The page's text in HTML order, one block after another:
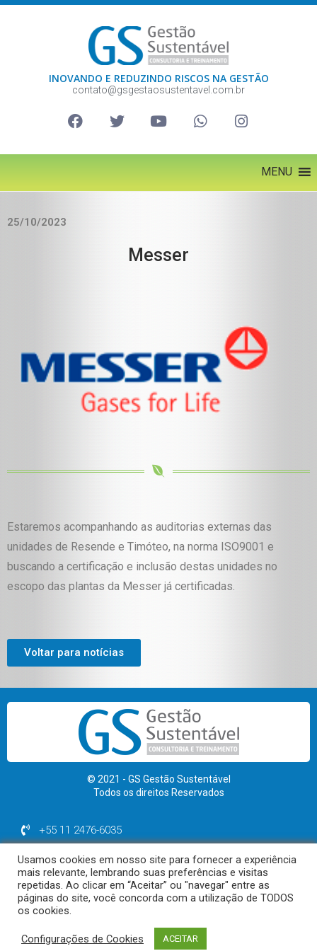
INOVANDO E REDUZINDO RISCOS NA GESTÃO
contato@gsgestaosustentavel.com.br
MENU
25/10/2023
Messer
Estaremos acompanhando as auditorias externas das
unidades de Resende e Timóteo, na norma ISO9001 e
buscando a certificação e inclusão destas unidades no
escopo das plantas da Messer já certificadas.
Voltar para notícias
© 2021 - GS Gestão Sustentável
Todos os direitos Reservados
+55 11 2476-6035
contato@gsgestaosustentavel.com.br
Polítca de Privacidade | Termos de uso
Desenvolvido por Diagrama Sites
Usamos cookies em nosso site para fornecer a experiência
mais relevante, lembrando suas preferências e visitas
repetidas. Ao clicar em “Aceitar” ou "navegar" entre as
páginas do site, você concorda com a utilização de TODOS
os cookies.
Configurações de Cookies ACEITAR